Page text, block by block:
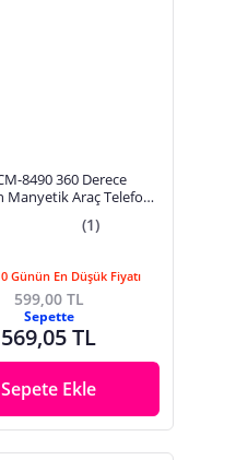
8490 360 Derece
Manyetik Araç Telefon
(1)
Günün En Düşük Fiyatı
599,00 TL
Sepette
569,05 TL
Sepete Ekle